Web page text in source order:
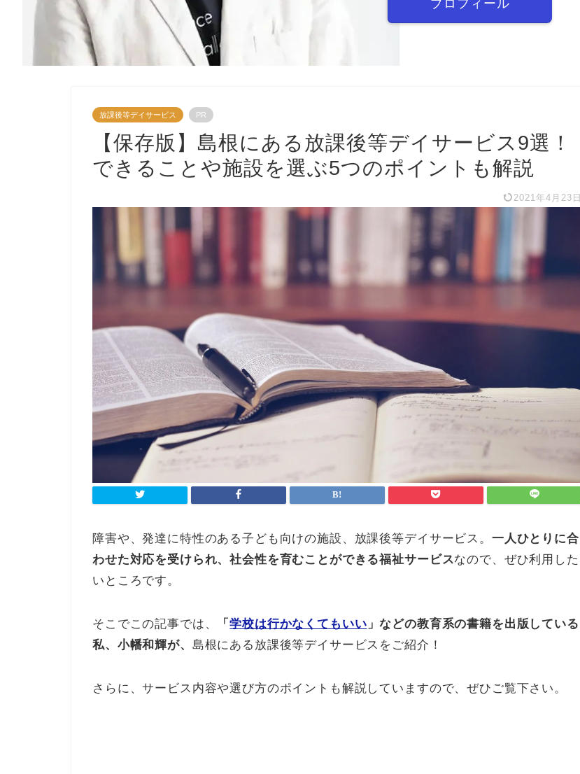
プロフィール
放課後等デイサービス PR
【保存版】島根にある放課後等デイサービス9選！
できることや施設を選ぶ5つのポイントも解説
2021年4月23日
障害や、発達に特性のある子ども向けの施設、放課後等デイサービス。 一人ひとりに合
わせた対応を受けられ、社会性を育むことができる福祉サービスなので、ぜひ利用した
いところです。
そこでこの記事では、 「学校は行かなくてもいい 」などの教育系の書籍を出版している
私、小幡和輝が、 島根にある放課後等デイサービスをご紹介！
さらに、サービス内容や選び方のポイントも解説していますので、ぜひご覧下さい。